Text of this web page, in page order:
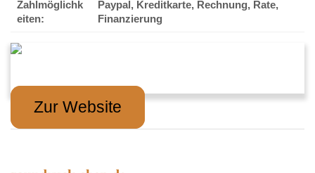
Zahlmöglichk
eiten:
Paypal, Kreditkarte, Rechnung, Rate,
Finanzierung
Zur Website